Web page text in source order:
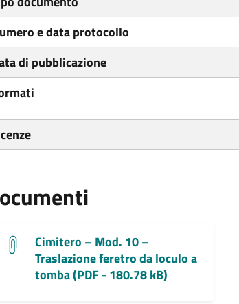
e data protocollo
di pubblicazione
Cimitero – Mod. 10 –
Traslazione feretro da loculo a
tomba (PDF - 180.78 kB)